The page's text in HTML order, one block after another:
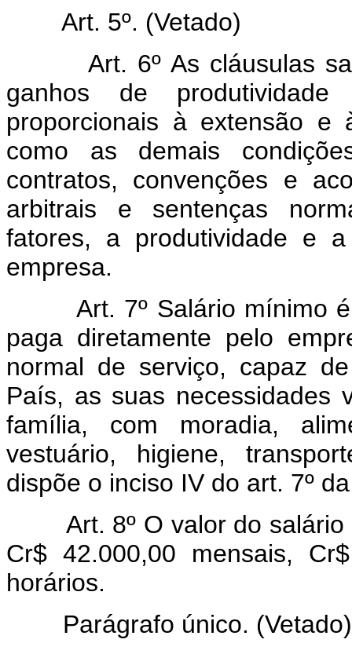
Art. 5º. (Vetado)
Art. 6º As cláusulas
ganhos de
proporcionais à extensão e
como as demais
contratos, convenções e
arbitrais e sentenças
fatores, a produtividade
empresa.
Art. 7º Salário mínimo é
paga diretamente pelo
normal de serviço, capaz
País, as suas necessidades
família, com moradia,
vestuário, higiene,
dispõe o inciso IV do art. 7º
Art. 8º O valor do salário
Cr$ 42.000,00 mensais,
horários.
Parágrafo único. (Vetado)